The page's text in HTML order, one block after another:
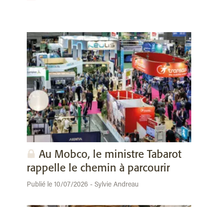
Au Mobco, le ministre Tabarot
rappelle le chemin à parcourir
Publié le 10/07/2026 - Sylvie Andreau